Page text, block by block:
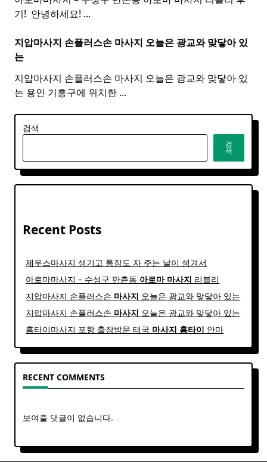
기! ​ 안녕하세요! ...
지압마사지 손플러스손 마사지 오늘은 광교와 맞닿아 있
는
지압마사지 손플러스손 마사지 오늘은 광교와 맞닿아 있
는 용인 기흥구에 위치한 ...
검색
검
색
Recent Posts
제우스마사지 생기고 통잠도 자 주는 날이 생겨서
아로마마사지 – 수성구 만촌동 아로마 마사지 리블리
지압마사지 손플러스손 마사지 오늘은 광교와 맞닿아 있는
지압마사지 손플러스손 마사지 오늘은 광교와 맞닿아 있는
홈타이마사지 포항 출장방문 태국 마사지 홈타이 안마​
RECENT COMMENTS
보여줄 댓글이 없습니다.